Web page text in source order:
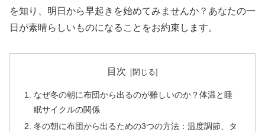
を知り、明日から早起きを始めてみませんか？あなたの一
日が素晴らしいものになることをお約束します。
目次
なぜ冬の朝に布団から出るのが難しいのか？体温と睡
眠サイクルの関係
冬の朝に布団から出るための3つの方法：温度調節、タ